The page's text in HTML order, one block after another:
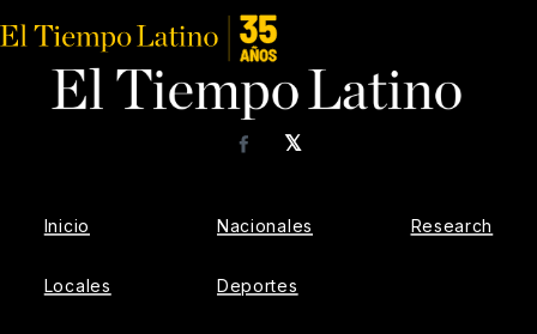
𝕏
Facebook
Inicio
Locales
Nacionales
Deportes
Research